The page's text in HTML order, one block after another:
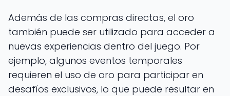
Además de las compras directas, el oro
también puede ser utilizado para acceder a
nuevas experiencias dentro del juego. Por
ejemplo, algunos eventos temporales
requieren el uso de oro para participar en
desafíos exclusivos, lo que puede resultar en